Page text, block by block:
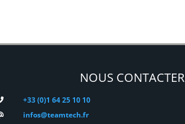
NOUS CONTACTER
+33 (0)1 64 25 10 10
infos@teamtech.fr